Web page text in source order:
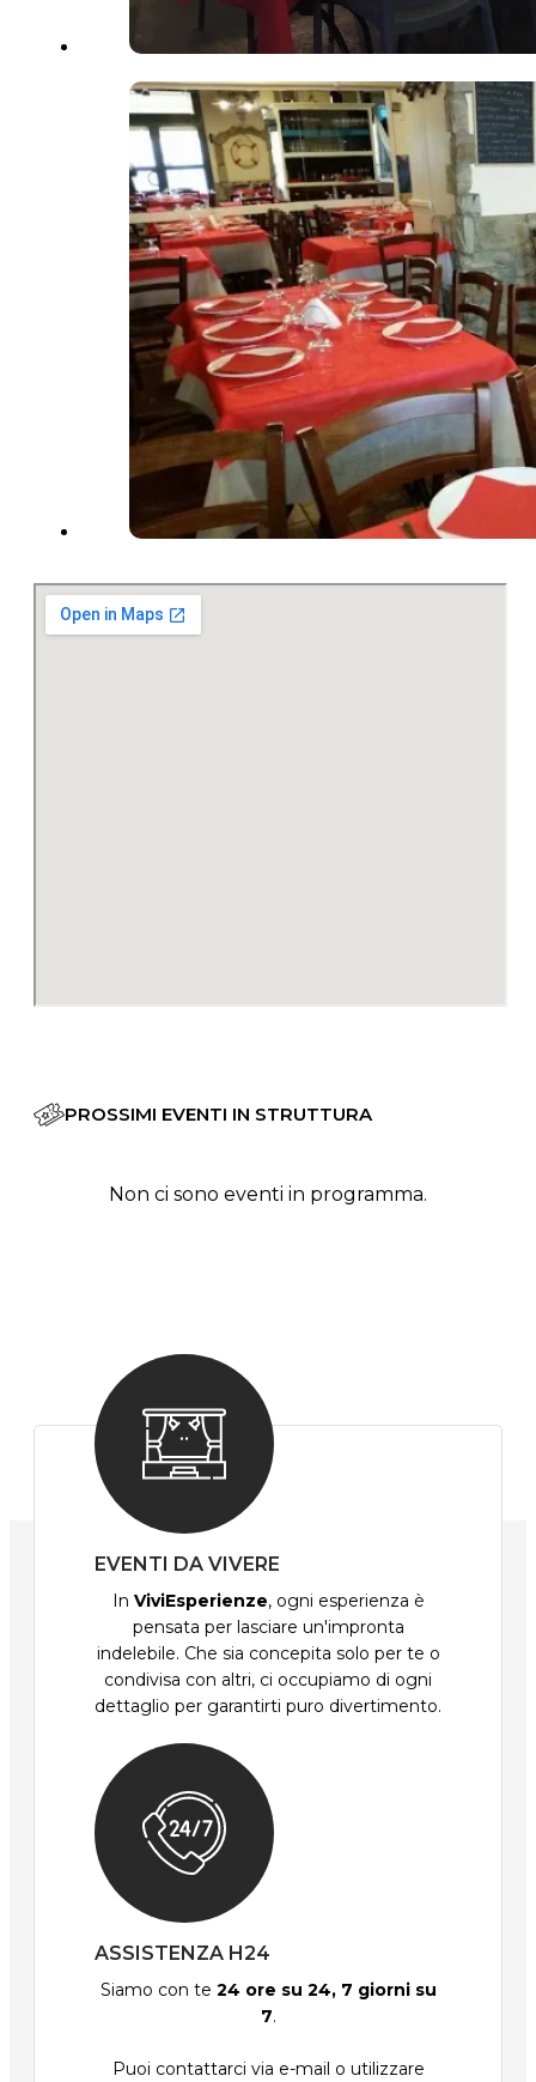
PROSSIMI EVENTI IN STRUTTURA
Non ci sono eventi in programma.
EVENTI DA VIVERE
In ViviEsperienze, ogni esperienza è
pensata per lasciare un'impronta
indelebile. Che sia concepita solo per te o
condivisa con altri, ci occupiamo di ogni
dettaglio per garantirti puro divertimento.
ASSISTENZA H24
Siamo con te 24 ore su 24, 7 giorni su
7.
Puoi contattarci via e-mail o utilizzare